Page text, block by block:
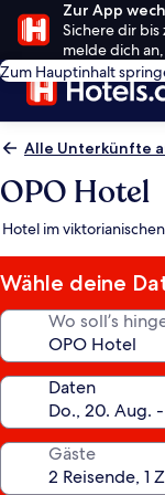
Zur App
Sichere dir bis
melde dich
Zum Hauptinhalt
Alle Unterkünfte
OPO Hotel
Hotel im
Wähle deine
Wo soll’s
Daten
Gäste